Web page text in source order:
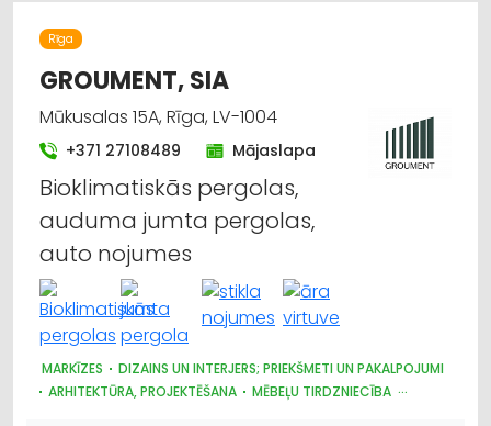
Rīga
GROUMENT, SIA
Mūkusalas 15A, Rīga, LV-1004
+371 27108489 Mājaslapa
Bioklimatiskās pergolas,
auduma jumta pergolas,
auto nojumes
MARKĪZES
DIZAINS UN INTERJERS; PRIEKŠMETI UN PAKALPOJUMI
ARHITEKTŪRA, PROJEKTĒŠANA
MĒBEĻU TIRDZNIECĪBA